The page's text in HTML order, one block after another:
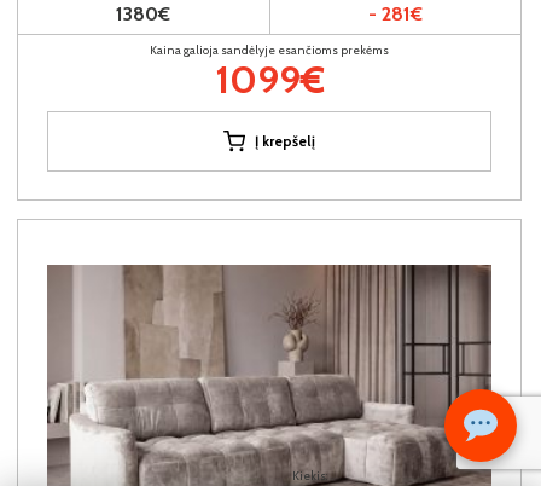
Kiekis:
1380€ - 281€
Kaina galioja sandėlyje esančioms prekėms
1099€
Į krepšelį